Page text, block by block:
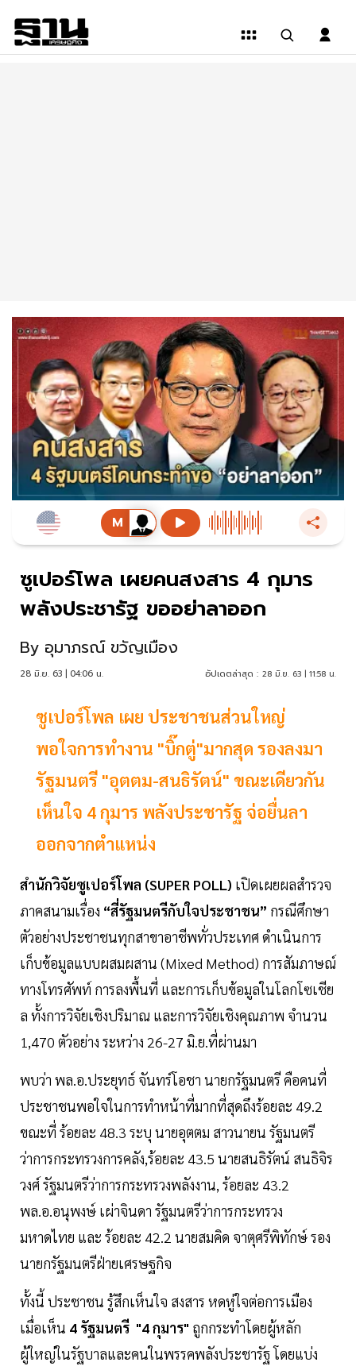
ซูเปอร์โพล เผยคนสงสาร 4 กุมาร
พลังประชารัฐ ขออย่าลาออก
By อุมาภรณ์ ขวัญเมือง
28 มิ.ย. 63 | 04:06 น. อัปเดตล่าสุด : 28 มิ.ย. 63 | 11:58 น.
ซูเปอร์โพล เผย ประชาชนส่วนใหญ่
พอใจการทำงาน "บิ๊กตู่"มากสุด รองลงมา
รัฐมนตรี "อุตตม-สนธิรัตน์" ขณะเดียวกัน
เห็นใจ 4 กุมาร พลังประชารัฐ จ่อยื่นลา
ออกจากตำแหน่ง
สำนักวิจัยซูเปอร์โพล (SUPER POLL) เปิดเผยผลสำรวจ
ภาคสนามเรื่อง “สี่รัฐมนตรีกับใจประชาชน” กรณีศึกษา
ตัวอย่างประชาชนทุกสาขาอาชีพทั่วประเทศ ดำเนินการ
เก็บข้อมูลแบบผสมผสาน (Mixed Method) การสัมภาษณ์
ทางโทรศัพท์ การลงพื้นที่ และการเก็บข้อมูลในโลกโซเชีย
ล ทั้งการวิจัยเชิงปริมาณ และการวิจัยเชิงคุณภาพ จำนวน
1,470 ตัวอย่าง ระหว่าง 26-27 มิ.ย.ที่ผ่านมา
พบว่า พล.อ.ประยุทธ์ จันทร์โอชา นายกรัฐมนตรี คือคนที่
ประชาชนพอใจในการทำหน้าที่มากที่สุดถึงร้อยละ 49.2
ขณะที่ ร้อยละ 48.3 ระบุ นายอุตตม สาวนายน รัฐมนตรี
ว่าการกระทรวงการคลัง,ร้อยละ 43.5 นายสนธิรัตน์ สนธิจิร
วงศ์ รัฐมนตรีว่าการกระทรวงพลังงาน, ร้อยละ 43.2
พล.อ.อนุพงษ์ เผ่าจินดา รัฐมนตรีว่าการกระทรวง
มหาดไทย และ ร้อยละ 42.2 นายสมคิด จาตุศรีพิทักษ์ รอง
นายกรัฐมนตรีฝ่ายเศรษฐกิจ
ทั้งนี้ ประชาชน รู้สึกเห็นใจ สงสาร หดหู่ใจต่อการเมือง
เมื่อเห็น 4 รัฐมนตรี "4 กุมาร" ถูกกระทำโดยผู้หลัก
ผู้ใหญ่ในรัฐบาลและคนในพรรคพลังประชารัฐ โดยแบ่ง